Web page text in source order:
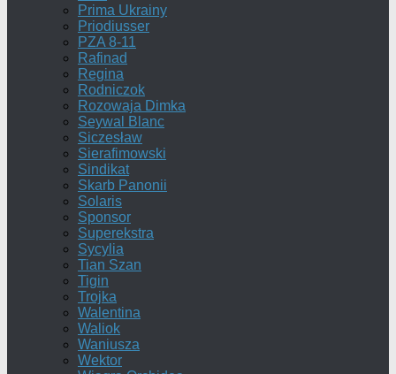
Prima Ukrainy
Priodiusser
PZA 8-11
Rafinad
Regina
Rodniczok
Rozowaja Dimka
Seywal Blanc
Siczesław
Sierafimowski
Sindikat
Skarb Panonii
Solaris
Sponsor
Superekstra
Sycylia
Tian Szan
Tigin
Trojka
Walentina
Waliok
Waniusza
Wektor